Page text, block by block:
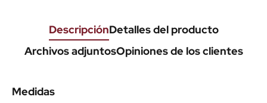
DescripciónDetalles del producto
Archivos adjuntosOpiniones de los clientes
Medidas